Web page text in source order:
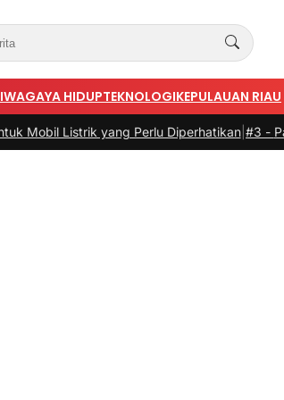
GAYA HIDUPTEKNOLOGIKEPULAUAN RIAU
Perlu Diperhatikan| #3 -Panduan Belanja